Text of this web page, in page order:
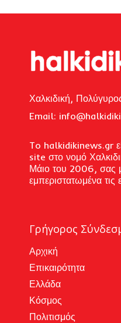
Χαλκιδική,
Email: i
To halkidikinews.gr
site στο νομό
Μάιο του 2006, σας
εμπεριστατωμένα τις
Γρήγορος
Αρχική
Επικαιρότητα
Ελλάδα
Κόσμος
Πολιτισμός